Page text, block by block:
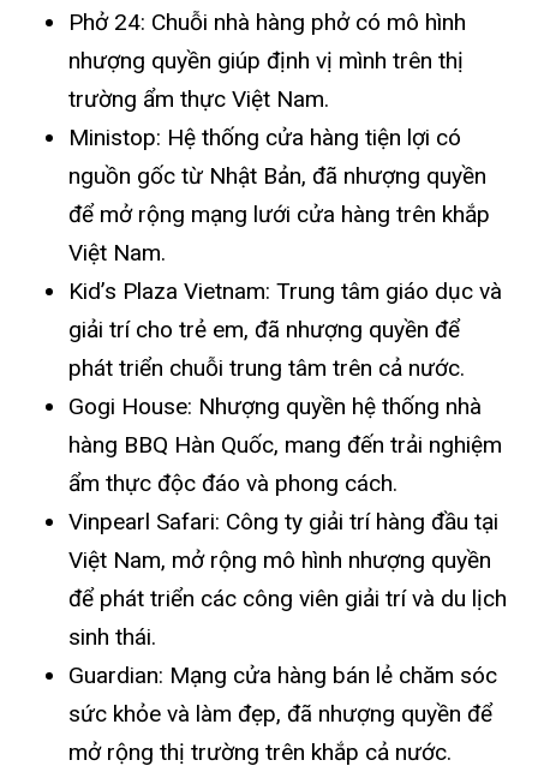
Phở 24: Chuỗi nhà hàng phở có mô hình
nhượng quyền giúp định vị mình trên thị
trường ẩm thực Việt Nam.
Ministop: Hệ thống cửa hàng tiện lợi có
nguồn gốc từ Nhật Bản, đã nhượng quyền
để mở rộng mạng lưới cửa hàng trên khắp
Việt Nam.
Kid’s Plaza Vietnam: Trung tâm giáo dục và
giải trí cho trẻ em, đã nhượng quyền để
phát triển chuỗi trung tâm trên cả nước.
Gogi House: Nhượng quyền hệ thống nhà
hàng BBQ Hàn Quốc, mang đến trải nghiệm
ẩm thực độc đáo và phong cách.
Vinpearl Safari: Công ty giải trí hàng đầu tại
Việt Nam, mở rộng mô hình nhượng quyền
để phát triển các công viên giải trí và du lịch
sinh thái.
Guardian: Mạng cửa hàng bán lẻ chăm sóc
sức khỏe và làm đẹp, đã nhượng quyền để
mở rộng thị trường trên khắp cả nước.